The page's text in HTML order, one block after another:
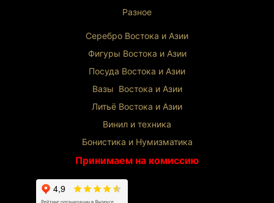
Разное
Серебро Востока и Азии
Фигуры Востока и Азии
Посуда Востока и Азии
Вазы Востока и Азии
Литьё Востока и Азии
Винил и техника
Бонистика и Нумизматика
Принимаем на комиссию